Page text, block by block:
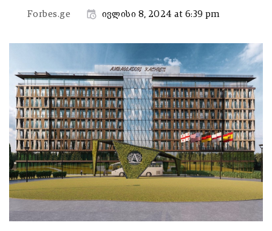
Forbes.ge ივლისი 8, 2024 at 6:39 pm